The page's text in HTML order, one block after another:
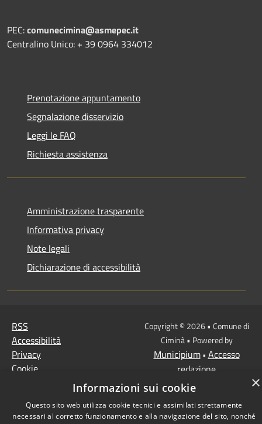
PEC:comunecimina@asmepec.it
Centralino Unico: + 39 0964 334012
Prenotazione appuntamento
Segnalazione disservizio
Leggi le FAQ
Richiesta assistenza
Amministrazione trasparente
Informativa privacy
Note legali
Dichiarazione di accessibilità
RSS
Accessibilità
Privacy
Cookie
Copyright © 2026 • Comune di
Ciminà • Powered by
Municipium• Accesso
redazione
×
Informazioni sui cookie
Questo sito web utilizza cookie tecnici e assimilati strettamente
necessari al corretto funzionamento e alla navigazione del sito, nonché